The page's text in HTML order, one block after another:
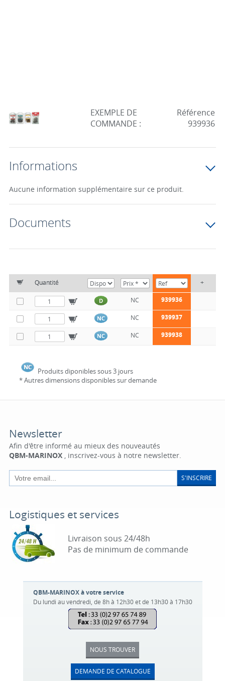
EXEMPLE DE
COMMANDE :
Référence
939936
Informations
Aucune information supplémentaire sur ce produit.
Documents
Quantité +
D NC 939936
NC NC 939937
NC NC 939938
Produits diponibles sous 3 jours
* Autres dimensions disponibles sur demande
Newsletter
Afin d'être informé au mieux des nouveautés
QBM-MARINOX, inscrivez-vous à notre newsletter.
S'INSCRIRE
Logistiques et services
Livraison sous 24/48h
Pas de minimum de commande
QBM-MARINOX à votre service
Du lundi au vendredi, de 8h à 12h30 et de 13h30 à 17h30
NOUS TROUVER
DEMANDE DE CATALOGUE